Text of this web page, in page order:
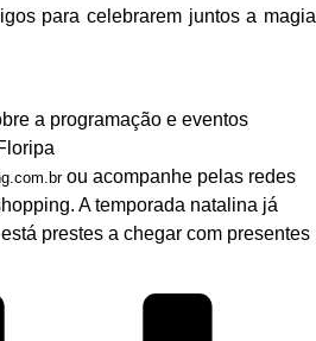
para celebrarem juntos a magia
a programação e eventos
ou acompanhe pelas redes
A temporada natalina já
prestes a chegar com presentes